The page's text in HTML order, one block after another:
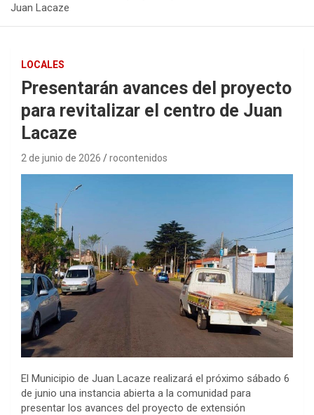
Juan Lacaze
LOCALES
Presentarán avances del proyecto
para revitalizar el centro de Juan
Lacaze
2 de junio de 2026 rocontenidos
El Municipio de Juan Lacaze realizará el próximo sábado 6
de junio una instancia abierta a la comunidad para
presentar los avances del proyecto de extensión